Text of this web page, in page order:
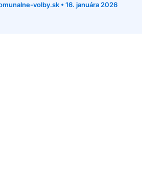
volby.sk •16. januára 2026